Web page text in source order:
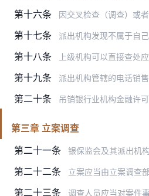
第十六条 因交叉检查（调查）或者跨区域检查（调查）发现违法行为需要给予行政
第十七条 派出机构发现不属于自己管辖的违法行为的，应当移送有管辖权的派出机构
第十八条 上级机构可以直接查处应由下级机构负责查处的违法行为，可以授权下级机构查处
第十九条 派出机构管辖的电话销售保险违法行
第二十条 吊销银行业机构金融许可证的行政处罚案件，由颁发该金融许可证的监督
第三章 立案调查
第二十一条
银保监会及其派出机构发现当事人涉嫌违反法律、行政法规
第二十二条 立案应当由立案调查部门填写行政处罚
第二十三条 调查人员应当对案件事实进行全面